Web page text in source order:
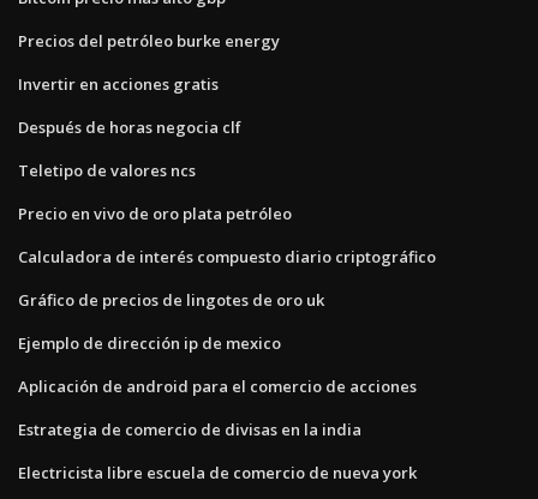
Precios del petróleo burke energy
Invertir en acciones gratis
Después de horas negocia clf
Teletipo de valores ncs
Precio en vivo de oro plata petróleo
Calculadora de interés compuesto diario criptográfico
Gráfico de precios de lingotes de oro uk
Ejemplo de dirección ip de mexico
Aplicación de android para el comercio de acciones
Estrategia de comercio de divisas en la india
Electricista libre escuela de comercio de nueva york